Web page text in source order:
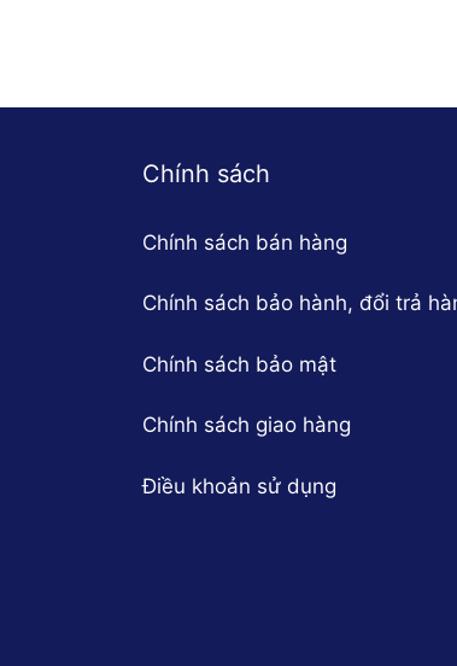
Chính sách
Chính sách bán hàng
Chính sách bảo hành, đổi trả
Chính sách bảo mật
Chính sách giao hàng
Điều khoản sử dụng